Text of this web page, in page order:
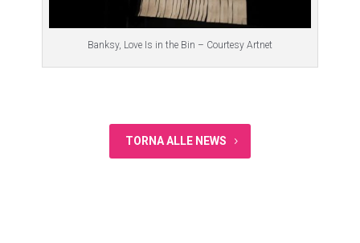
Banksy, Love Is in the Bin – Courtesy Artnet
TORNA ALLE NEWS